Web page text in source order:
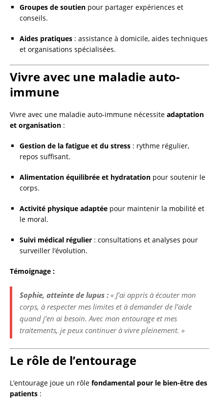
Groupes de soutien pour partager expériences et
conseils.
Aides pratiques : assistance à domicile, aides techniques
et organisations spécialisées.
Vivre avec une maladie auto-
immune
Vivre avec une maladie auto-immune nécessite adaptation
et organisation :
Gestion de la fatigue et du stress : rythme régulier,
repos suffisant.
Alimentation équilibrée et hydratation pour soutenir le
corps.
Activité physique adaptée pour maintenir la mobilité et
le moral.
Suivi médical régulier : consultations et analyses pour
surveiller l’évolution.
Témoignage :
Sophie, atteinte de lupus : « J’ai appris à écouter mon
corps, à respecter mes limites et à demander de l’aide
quand j’en ai besoin. Avec mon entourage et mes
traitements, je peux continuer à vivre pleinement. »
Le rôle de l’entourage
L’entourage joue un rôle fondamental pour le bien-être des
patients :